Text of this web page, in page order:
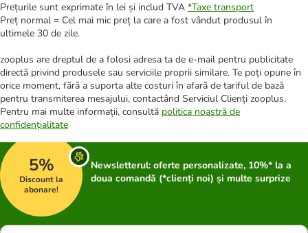
Prețurile sunt exprimate în lei și includ TVA *Taxe transport
Preț normal = Cel mai mic preț la care a fost vândut produsul în
ultimele 30 de zile.
zooplus are dreptul de a folosi adresa ta de e-mail pentru publicitate
directă privind produsele sau serviciile proprii similare. Te poți opune în
orice moment, fără a suporta alte costuri în afară de tariful de bază
pentru transmiterea mesajului, contactând Serviciul Clienți zooplus.
Pentru mai multe informații, consultă politica noastră de
confidențialitate
5%
Discount la
abonare!
Newsletterul: oferte personalizate, 10%* la a
doua comandă (*clienți noi) și multe surprize